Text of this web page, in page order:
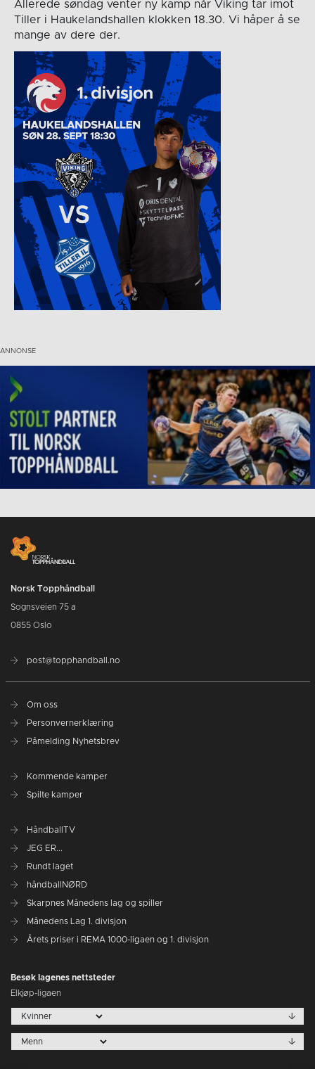
Allerede søndag venter ny kamp når Viking tar imot
Tiller i Haukelandshallen klokken 18.30. Vi håper å se
mange av dere der.
Norsk Topphåndball
Sognsveien 75 a
0855 Oslo
post@topphandball.no
Om oss
Personvernerklæring
Påmelding Nyhetsbrev
Kommende kamper
Spilte kamper
HåndballTV
JEG ER...
Rundt laget
håndballNØRD
Skarpnes Månedens lag og spiller
Månedens Lag 1. divisjon
Årets priser i REMA 1000-ligaen og 1. divisjon
Besøk lagenes nettsteder
Elkjøp-ligaen